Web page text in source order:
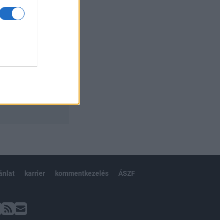
karrier kommentkezelés ÁSZF